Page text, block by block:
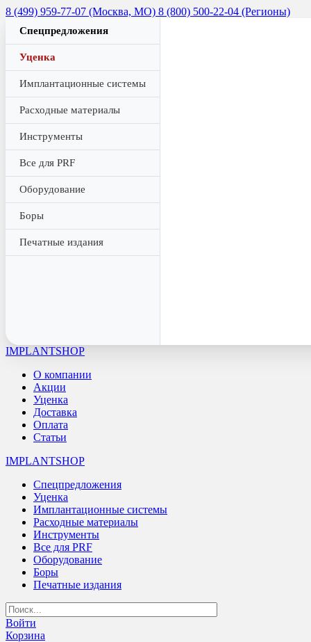
8 (499) 959-77-07 (Москва, МО) 8 (800) 500-22-04 (Регионы)
Спецпредложения
Уценка
Имплантационные системы
Расходные материалы
Инструменты
Все для PRF
Оборудование
Боры
Печатные издания
IMPLANTSHOP
О компании
Акции
Уценка
Доставка
Оплата
Статьи
IMPLANTSHOP
Спецпредложения
Уценка
Имплантационные системы
Расходные материалы
Инструменты
Все для PRF
Оборудование
Боры
Печатные издания
Войти
Корзина